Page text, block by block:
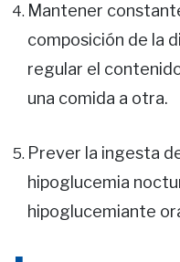
Mantener
composición de la
regular el
una comida a otra.
Prever la ingesta
hipoglucemia
hipoglucemiante